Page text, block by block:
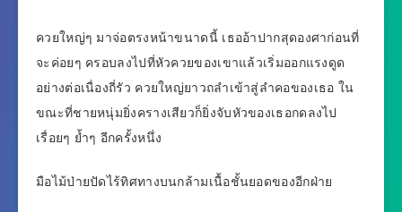
ควยใหญ่ๆ มาจ่อตรงหน้าขนาดนี้ เธออ้าปากสุดองศาก่อนที่
จะค่อยๆ ครอบลงไปที่หัวควยของเขาแล้วเริ่มออกแรงดูด
อย่างต่อเนื่องถี่รัว ควยใหญ่ยาวถลำเข้าสู่ลำคอของเธอ ใน
ขณะที่ชายหนุ่มยิ่งครางเสียวก็ยิ่งจับหัวของเธอกดลงไป
เรื่อยๆ ย้ำๆ อีกครั้งหนึ่ง
มือไม้ป่ายปัดไร้ทิศทางบนกล้ามเนื้อชั้นยอดของอีกฝ่าย